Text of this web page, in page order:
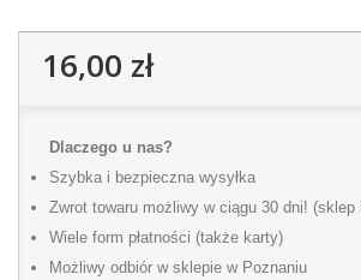
16,00 zł
Dlaczego u nas?
Szybka i bezpieczna wysyłka
Zwrot towaru możliwy w ciągu 30 dni! (sklep
Wiele form płatności (także karty)
Możliwy odbiór w sklepie w Poznaniu